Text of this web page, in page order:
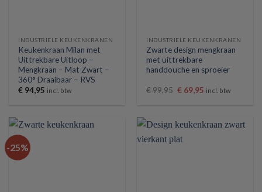
INDUSTRIELE KEUKENKRANEN
Keukenkraan Milan met
Uittrekbare Uitloop –
Mengkraan – Mat Zwart –
360° Draaibaar – RVS
€ 94,95 incl. btw
INDUSTRIELE KEUKENKRANEN
Zwarte design mengkraan
met uittrekbare
handdouche en sproeier
€99,95 Oorspronkelijke
€ 69,95 Huidige
incl. btw
-25%